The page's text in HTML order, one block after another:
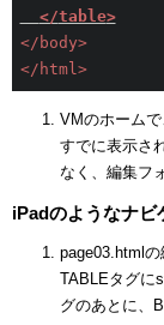
</table>
</ body>
</ html>
VMのホームで
すでに表示さ
なく、編集フ
iPadのようなナビ
page03.html
TABLEタグに
グのあとに、